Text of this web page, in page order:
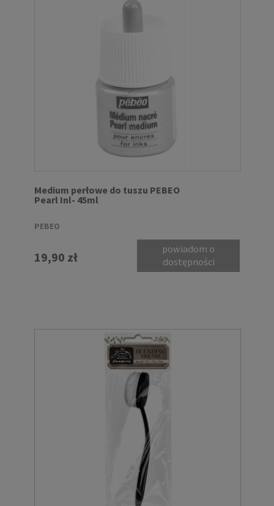
Medium perłowe do tuszu PEBEO
Pearl Inl- 45ml
PEBEO
19,90 zł
powiadom o
dostępności